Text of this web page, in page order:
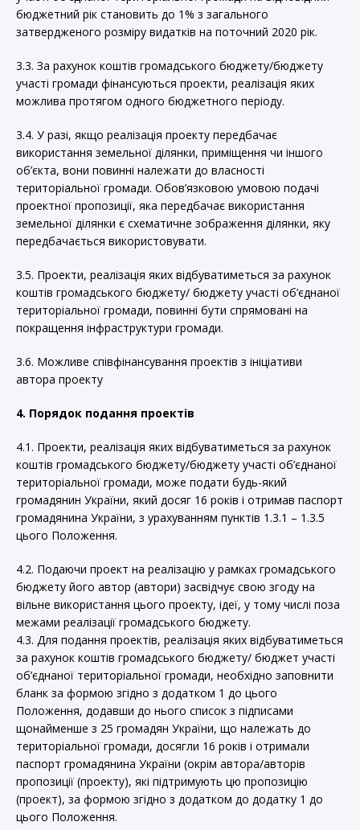
бюджетний рік становить до 1% з загального
затвердженого розміру видатків на поточний 2020 рік.
3.3. За рахунок коштів громадського бюджету/бюджету
участі громади фінансуються проекти, реалізація яких
можлива протягом одного бюджетного періоду.
3.4. У разі, якщо реалізація проекту передбачає
використання земельної ділянки, приміщення чи іншого
об’єкта, вони повинні належати до власності
територіальної громади. Обов’язковою умовою подачі
проектної пропозиції, яка передбачає використання
земельної ділянки є схематичне зображення ділянки, яку
передбачається використовувати.
3.5. Проекти, реалізація яких відбуватиметься за рахунок
коштів громадського бюджету/ бюджету участі об’єднаної
територіальної громади, повинні бути спрямовані на
покращення інфраструктури громади.
3.6. Можливе співфінансування проектів з ініціативи
автора проекту
4. Порядок подання проектів
4.1. Проекти, реалізація яких відбуватиметься за рахунок
коштів громадського бюджету/бюджету участі об’єднаної
територіальної громади, може подати будь-який
громадянин України, який досяг 16 років і отримав паспорт
громадянина України, з урахуванням пунктів 1.3.1 – 1.3.5
цього Положення.
4.2. Подаючи проект на реалізацію у рамках громадського
бюджету його автор (автори) засвідчує свою згоду на
вільне використання цього проекту, ідеї, у тому числі поза
межами реалізації громадського бюджету.
4.3. Для подання проектів, реалізація яких відбуватиметься
за рахунок коштів громадського бюджету/ бюджет участі
об’єднаної територіальної громади, необхідно заповнити
бланк за формою згідно з додатком 1 до цього
Положення, додавши до нього список з підписами
щонайменше з 25 громадян України, що належать до
територіальної громади, досягли 16 років і отримали
паспорт громадянина України (окрім автора/авторів
пропозиції (проекту), які підтримують цю пропозицію
(проект), за формою згідно з додатком до додатку 1 до
цього Положення.